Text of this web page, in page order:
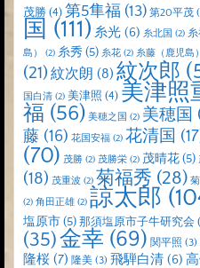
茂勝 (4) 第5隼福 (13) 第20平茂
国 (111) 糸光 (6) 糸北国 (2)
島）
(2) 糸秀 (5) 糸花 (2) 糸藤（鹿児島）
(21) 紋次朗 (8) 紋次郎
国白清 (2) 美津照 (4) 美津照
福 (56) 美穂之国 (2) 美穂国
藤 (16) 花国安福 (2) 花清国
(70) 茂勝 (2) 茂勝栄 (2) 茂晴花(5)
(18) 茂重波 (2) 菊福秀 (28)
(2) 角田正雄 (2) 諒太郎
塩原市(5) 那須塩原市子牛研究会
(35)金幸 (69) 関平照 (3)
隆桜 (7) 隆美 (3) 飛騨白清 (6)